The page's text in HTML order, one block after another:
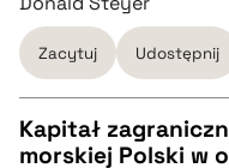
BIBTEX
pobierz cytat
Zacytuj Udostępnij
Kapitał
morskiej Polski w